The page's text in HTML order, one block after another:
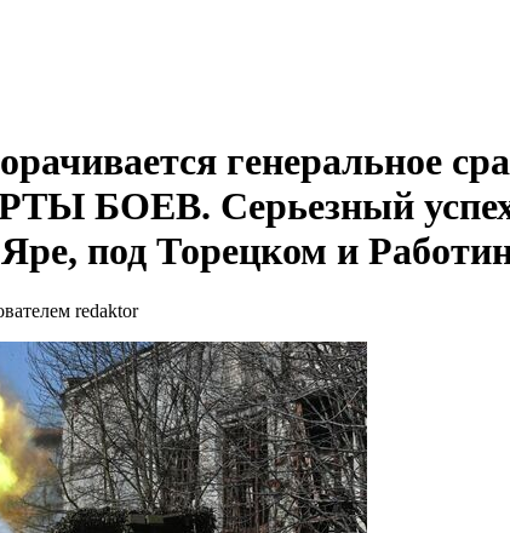
генеральное
БОЕВ. Серьезный
под Торецком и
redaktor